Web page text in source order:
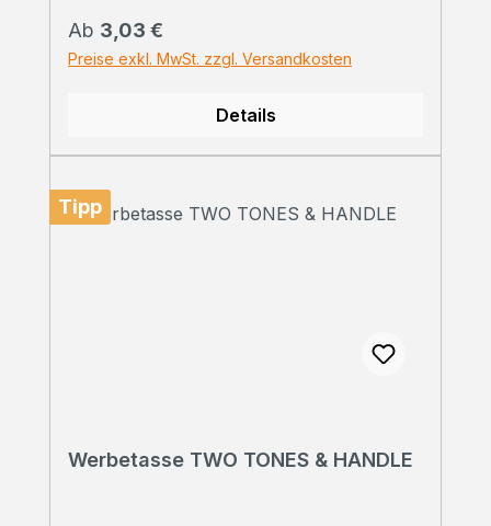
Regulärer Preis:
Ab 3,03 €
Preise exkl. MwSt. zzgl. Versandkosten
Details
Tipp
Werbetasse TWO TONES & HANDLE